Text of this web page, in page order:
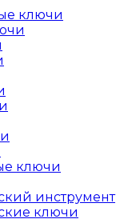
ключи
ключи
инструмент
ключи